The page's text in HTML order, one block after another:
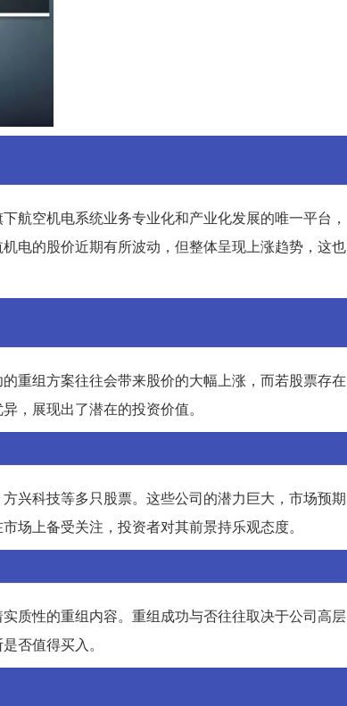
航空机电系统业务专业化和产业化发展的唯一平台，
电的股价近期有所波动，但整体呈现上涨趋势，这也
重组方案往往会带来股价的大幅上涨，而若股票存在
，展现出了潜在的投资价值。
兴科技等多只股票。这些公司的潜力巨大，市场预期
场上备受关注，投资者对其前景持乐观态度。
质性的重组内容。重组成功与否往往取决于公司高层
否值得买入。